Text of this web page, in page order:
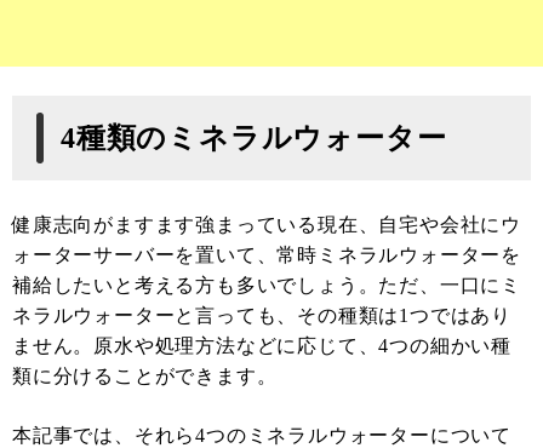
4種類のミネラルウォーター
健康志向がますます強まっている現在、自宅や会社にウ
ォーターサーバーを置いて、常時ミネラルウォーターを
補給したいと考える方も多いでしょう。ただ、一口にミ
ネラルウォーターと言っても、その種類は1つではあり
ません。原水や処理方法などに応じて、4つの細かい種
類に分けることができます。
本記事では、それら4つのミネラルウォーターについて